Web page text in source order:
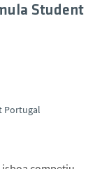
Student
Portugal